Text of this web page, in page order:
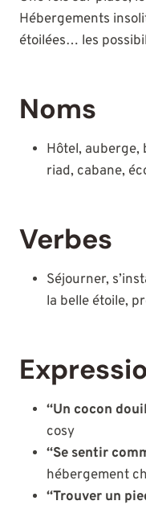
Hébergements
étoilées… les
Noms
Hôtel, auberge,
riad, cabane,
Verbes
Séjourner,
la belle étoile,
“Un cocon
cosy
“Se sentir
hébergement
“Trouver un